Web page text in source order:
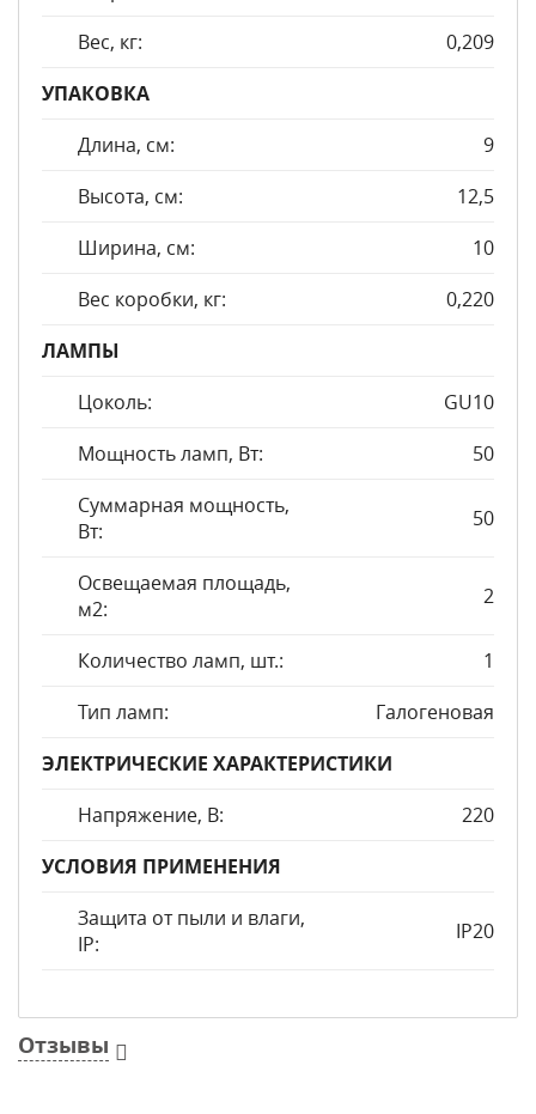
Вес, кг:
0,209
УПАКОВКА
Длина, см:
9
Высота, см:
12,5
Ширина, см:
10
Вес коробки, кг:
0,220
ЛАМПЫ
Цоколь:
GU10
Мощность ламп, Вт:
50
Суммарная мощность,
Вт:
50
Освещаемая площадь,
м2:
2
Количество ламп, шт.:
1
Тип ламп:
Галогеновая
ЭЛЕКТРИЧЕСКИЕ ХАРАКТЕРИСТИКИ
Напряжение, В:
220
УСЛОВИЯ ПРИМЕНЕНИЯ
Защита от пыли и влаги,
IP:
IP20
Отзывы